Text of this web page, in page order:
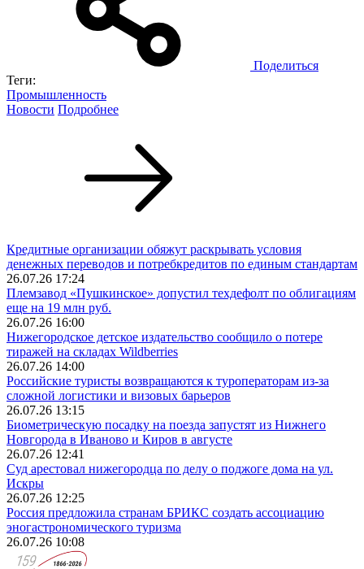
Поделиться
Теги:
Промышленность
Новости Подробнее
Кредитные организации обяжут раскрывать условия
денежных переводов и потребкредитов по единым стандартам
26.07.26 17:24
Племзавод «Пушкинское» допустил техдефолт по облигациям
еще на 19 млн руб.
26.07.26 16:00
Нижегородское детское издательство сообщило о потере
тиражей на складах Wildberries
26.07.26 14:00
Российские туристы возвращаются к туроператорам из‑за
сложной логистики и визовых барьеров
26.07.26 13:15
Биометрическую посадку на поезда запустят из Нижнего
Новгорода в Иваново и Киров в августе
26.07.26 12:41
Суд арестовал нижегородца по делу о поджоге дома на ул.
Искры
26.07.26 12:25
Россия предложила странам БРИКС создать ассоциацию
эногастрономического туризма
26.07.26 10:08